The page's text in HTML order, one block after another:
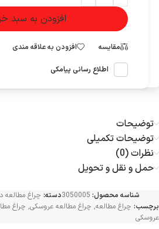
افزودن به سبد
مقایسه افزودن به علاقه مندی
اطلاع رسانی پیامکی
توضیحات
توضیحات تکمیلی
نظرات (0)
حمل و نقل و تحویل
شناسه محصول: 3050005دسته: چراغ مطالعه
برچسب: چراغ مطالعه, چراغ مطالعه عروسکی, چراغ
عروسکی